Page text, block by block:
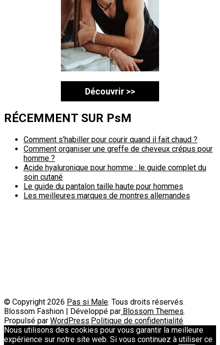
Découvrir >>
RÉCEMMENT SUR PsM
Comment s’habiller pour courir quand il fait chaud ?
Comment organiser une greffe de cheveux crépus pour
homme ?
Acide hyaluronique pour homme : le guide complet du
soin cutané
Le guide du pantalon taille haute pour hommes
Les meilleures marques de montres allemandes
© Copyright 2026 Pas si Male. Tous droits réservés.
Blossom Fashion | Développé par Blossom Themes.
Propulsé par WordPress. Politique de confidentialité
Nous utilisons des cookies pour vous garantir la meilleure
expérience sur notre site web. Si vous continuez à utiliser ce